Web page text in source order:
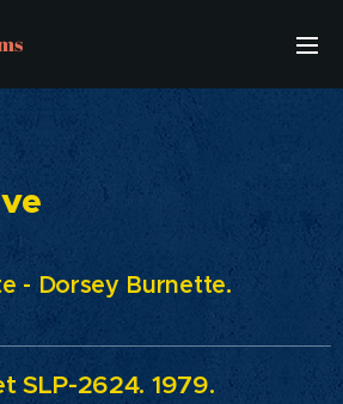
- Dorsey Burnette.
SLP-2624. 1979.